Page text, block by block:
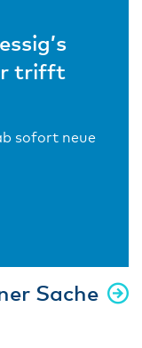
trifft
sofort neue
Sache